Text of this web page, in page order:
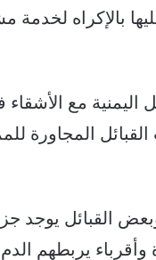
بالإكراه لخدمة
اليمنية مع
المجاورة
القبائل يوجد
يربطهم